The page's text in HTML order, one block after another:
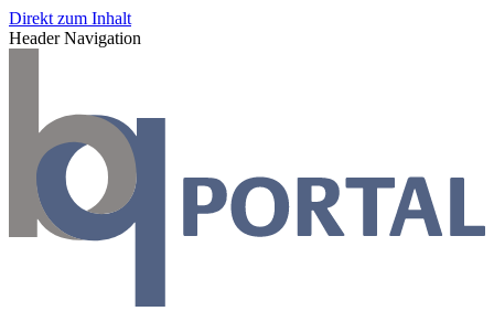
Direkt zum Inhalt
Header Navigation